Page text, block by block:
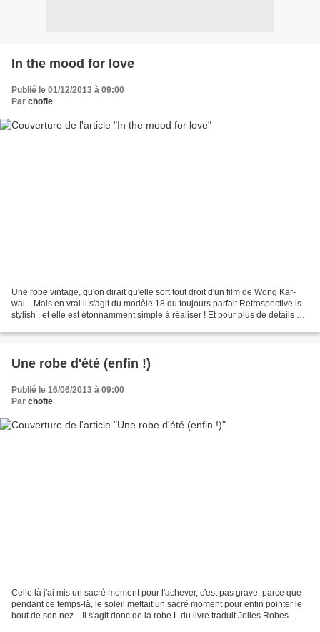
In the mood for love
Publié le 01/12/2013 à 09:00
Par chofie
Une robe vintage, qu'on dirait qu'elle sort tout droit d'un film de Wong Kar-
wai... Mais en vrai il s'agit du modèle 18 du toujours parfait Retrospective is
stylish , et elle est étonnamment simple à réaliser ! Et pour plus de détails et
Une robe d'été (enfin !)
Publié le 16/06/2013 à 09:00
Par chofie
Celle là j'ai mis un sacré moment pour l'achever, c'est pas grave, parce que
pendant ce temps-là, le soleil mettait un sacré moment pour enfin pointer le
bout de son nez... Il s'agit donc de la robe L du livre traduit Jolies Robes